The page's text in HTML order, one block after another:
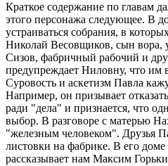
Краткое содержание по главам
этого персонажа следующее. В
устраиваться собрания, в
Николай Весовщиков, сын вора,
Сизов, фабричный рабочий и
предупреждает Ниловну, что им
Суровость и аскетизм Павла
Например, он призывает
ради "дела" и признается, что
выбор. В разговоре с матерью
"железным человеком". Друзья
листовки на фабрике. В его
рассказывает нам Максим